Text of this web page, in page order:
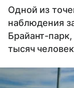
Одной из
наблюдения
Брайант-
тысяч